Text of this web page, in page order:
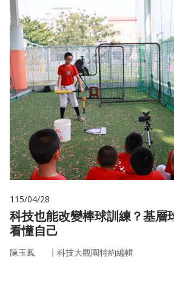
115/04/28
科技也能改變棒球訓練？基層
看懂自己
陳玉鳳 ｜ 科技大觀園特約編輯